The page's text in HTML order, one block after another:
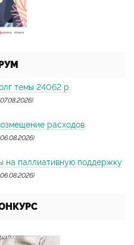
темы 24062 р.
расходов
на паллиативную поддержку